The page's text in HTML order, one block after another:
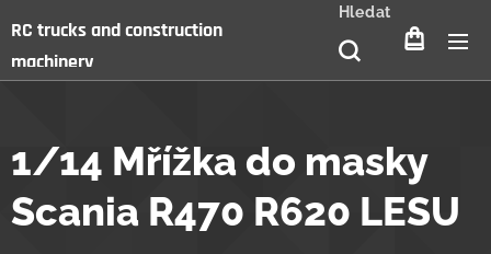
RC trucks and construction
machinery
Hledat
1/14 Mřížka do masky
Scania R470 R620 LESU